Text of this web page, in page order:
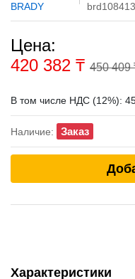
BRADY
brd108413
Цена:
420 382 ₸ 450 409
В том числе НДС (12%):
Наличие: Заказ
Характеристики